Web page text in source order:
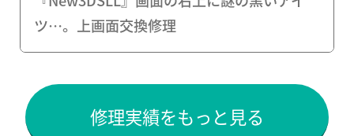
ツ…。上画面交換修理
修理実績をもっと見る